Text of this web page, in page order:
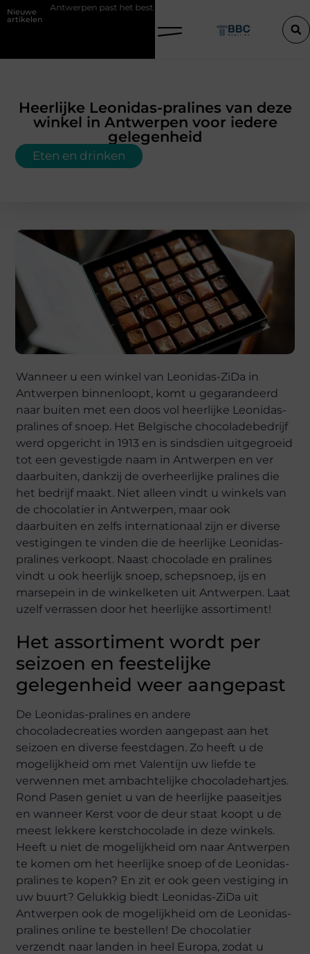
Nieuwe
artikelen
past het best bij uw situatie?
Heerlijke Leonidas-pralines van deze
winkel in Antwerpen voor iedere
gelegenheid
Eten en drinken
Wanneer u een winkel van Leonidas-ZiDa in
Antwerpen binnenloopt, komt u gegarandeerd
naar buiten met een doos vol heerlijke Leonidas-
pralines of snoep. Het Belgische chocoladebedrijf
werd opgericht in 1913 en is sindsdien uitgegroeid
tot een gevestigde naam in Antwerpen en ver
daarbuiten, dankzij de overheerlijke pralines die
het bedrijf maakt. Niet alleen vindt u winkels van
de chocolatier in Antwerpen, maar ook
daarbuiten en zelfs internationaal zijn er diverse
vestigingen te vinden die de heerlijke Leonidas-
pralines verkoopt. Naast chocolade en pralines
vindt u ook heerlijk snoep, schepsnoep, ijs en
marsepein in de winkelketen uit Antwerpen. Laat
uzelf verrassen door het heerlijke assortiment!
Het assortiment wordt per
seizoen en feestelijke
gelegenheid weer aangepast
De Leonidas-pralines en andere
chocoladecreaties worden aangepast aan het
seizoen en diverse feestdagen. Zo heeft u de
mogelijkheid om met Valentijn uw liefde te
verwennen met ambachtelijke chocoladehartjes.
Rond Pasen geniet u van de heerlijke paaseitjes
en wanneer Kerst voor de deur staat koopt u de
meest lekkere kerstchocolade in deze winkels.
Heeft u niet de mogelijkheid om naar Antwerpen
te komen om het heerlijke snoep of de Leonidas-
pralines te kopen? En zit er ook geen vestiging in
uw buurt? Gelukkig biedt Leonidas-ZiDa uit
Antwerpen ook de mogelijkheid om de Leonidas-
pralines online te bestellen! De chocolatier
verzendt naar landen in heel Europa, zodat u